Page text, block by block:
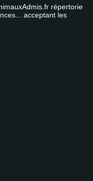
répertorie
acceptant les